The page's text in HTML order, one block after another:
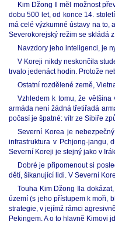
Kim Džong Il měl možnost
dobu 500 let, od konce 14.
má celé výzkumné ústavy na to,
Severokorejský režim se skládá
Navzdory jeho inteligenci, je
V Koreji nikdy neskončila
trvalo jedenáct hodin. Protože
Ostatní rozdělené země,
Vzhledem k tomu, že
armáda není žádná třetiřadá
počasí je špatné: vítr ze Sibiře
Severní Korea je
infrastruktura v Pchjong-jangu,
Severní Koreji je stejný jako v
Dobré je připomenout si
dětí, šikanující lidi. V Severní
Touha Kim Džong Ila
území (s jeho přístupem k moři,
strategie, v jejímž rámci
Pekingem. A o to hlavně Kimovi